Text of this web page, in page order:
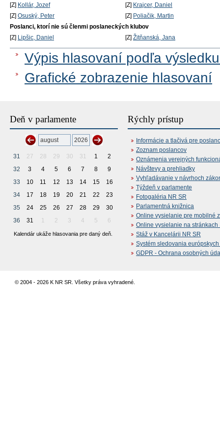
[Z] Kollár, Jozef [Z] Krajcer, Daniel
[Z] Osuský, Peter [Z] Poliačik, Martin
Poslanci, ktorí nie sú členmi poslaneckých klubov
[Z] Lipšic, Daniel [Z] Žitňanská, Jana
Výpis hlasovaní podľa
Grafické zobrazenie hlasovaní
Deň v parlamente
31 27 28 29 30 31 1
2
32
3 4 5 6 7 8
9
33
10 11 12 13 14 15
16
34
17 18 19 20 21 22
23
35
24 25 26 27 28 29
30
36
31 1 2 3 4 5 6
Kalendár ukáže hlasovania pre daný deň.
Rýchly prístup
Informácie a tlačivá pre
Zoznam poslancov
Oznámenia verejných
Návštevy a prehliadky
Vyhľadávanie v návrhoch
Týždeň v parlamente
Fotogaléria NR SR
Parlamentná knižnica
Online vysielanie pre mobilné
Online vysielanie na stránkach
Stáž v Kancelárii NR SR
Systém sledovania
GDPR - Ochrana osobných
© 2004 - 2026 K NR SR. Všetky práva vyhradené.